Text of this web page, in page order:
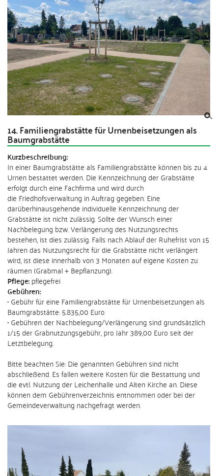
14. Familiengrabstätte für Urnenbeisetzungen als
Baumgrabstätte
Kurzbeschreibung:
In einer Baumgrabstätte als Familiengrabstätte können bis zu 4
Urnen bestattet werden. Die Kennzeichnung der Grabstätte
erfolgt durch eine Fachfirma und wird durch
die Friedhofsverwaltung in Auftrag gegeben. Eine
darüberhinausgehende individuelle Kennzeichnung der
Grabstätte ist nicht zulässig. Sollte der Wunsch einer
Nachbelegung bzw. Verlängerung des Nutzungsrechts
bestehen, ist dies zulässig. Falls nach Ablauf der Ruhefrist von 15
Jahren das Nutzungsrecht für die Grabstätte nicht verlängert
wird, ist diese innerhalb von 3 Monaten auf eigene Kosten zu
räumen (Grabmal + Bepflanzung).
Pflege:pflegefrei
Gebühren:
• Gebühr für eine Familiengrabstätte für Urnenbeisetzungen als
Baumgrabstätte: 5.835,00 Euro
• Gebühren der Nachbelegung/Verlängerung sind grundsätzlich
1/15 der Grabnutzungsgebühr, pro Jahr 389,00 Euro seit der
Letztbelegung.
Bitte beachten Sie: Die genannten Gebühren sind nicht
abschließend. Es fallen weitere Kosten für die Bestattung und
die evtl. Nutzung der Leichenhalle und Alten Kirche an. Diese
können dem Gebührenverzeichnis entnommen oder bei der
Gemeindeverwaltung nachgefragt werden.